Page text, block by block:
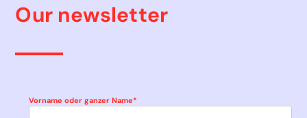
Our newsletter
Vorname oder ganzer Name*